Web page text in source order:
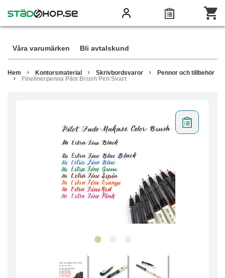
Våra varumärken Bli avtalskund
Hem Kontorsmaterial Skrivbordsvaror
Pennor och tillbehör
Finelinerpenna Pilot Brush Pen Svart